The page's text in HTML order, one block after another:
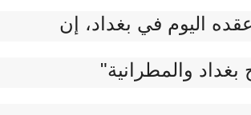
اليوم في بغداد، إن
والمطرانية"